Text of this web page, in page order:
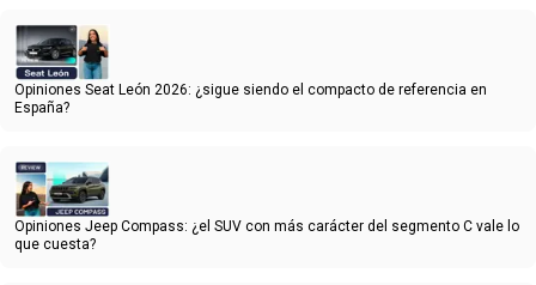
Opiniones Seat León 2026: ¿sigue siendo el compacto de referencia en
España?
Opiniones Jeep Compass: ¿el SUV con más carácter del segmento C vale lo
que cuesta?